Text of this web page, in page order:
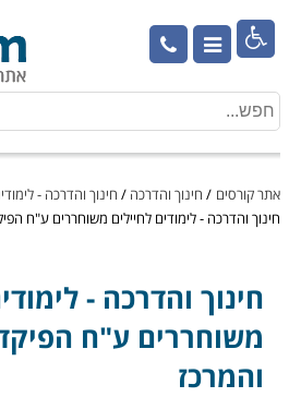

אתר קורסים / חינוך והדרכה / חינוך והדרכה -
חינוך והדרכה - לימודים לחיילים משוחררים ע"ח
חינוך והדרכה -
משוחררים ע"ח
והמרכז